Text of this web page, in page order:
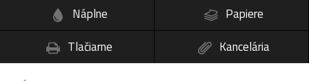
Náplne
Papiere
Tlačiarne
Kancelária